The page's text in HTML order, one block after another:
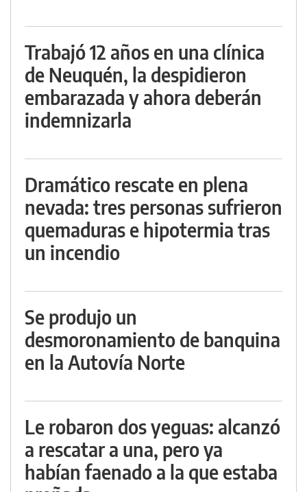
Trabajó 12 años en una clínica
de Neuquén, la despidieron
embarazada y ahora deberán
indemnizarla
Dramático rescate en plena
nevada: tres personas sufrieron
quemaduras e hipotermia tras
un incendio
Se produjo un
desmoronamiento de banquina
en la Autovía Norte
Le robaron dos yeguas: alcanzó
a rescatar a una, pero ya
habían faenado a la que estaba